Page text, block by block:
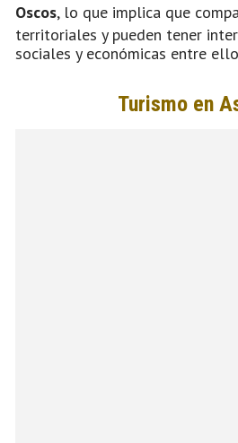
Oscos, lo que implica que
territoriales y pueden tener
sociales y económicas entre